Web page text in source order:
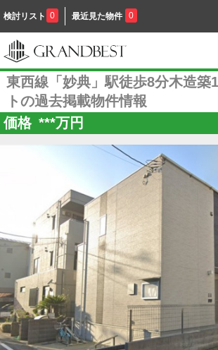
検討リスト 0 最近見た物件 0
東西線「妙典」駅徒歩8分木造築
トの過去掲載物件情報
価格 ***万円